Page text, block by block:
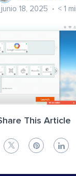
18, 2025 < 1
This Article